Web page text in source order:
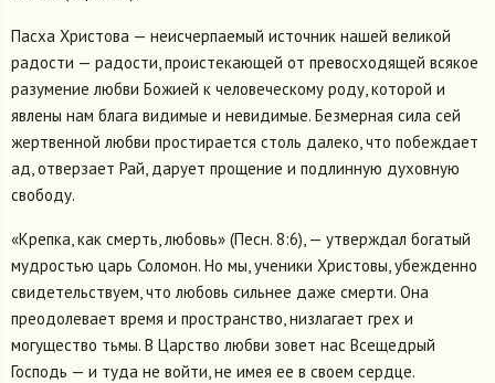
Пасха Христова — неисчерпаемый источник нашей великой
радости — радости, проистекающей от превосходящей всякое
разумение любви Божией к человеческому роду, которой и
явлены нам блага видимые и невидимые. Безмерная сила сей
жертвенной любви простирается столь далеко, что побеждает
ад, отверзает Рай, дарует прощение и подлинную духовную
свободу.
«Крепка, как смерть, любовь» (Песн. 8:6), — утверждал богатый
мудростью царь Соломон. Но мы, ученики Христовы, убежденно
свидетельствуем, что любовь сильнее даже смерти. Она
преодолевает время и пространство, низлагает грех и
могущество тьмы. В Царство любви зовет нас Всещедрый
Господь — и туда не войти, не имея ее в своем сердце.